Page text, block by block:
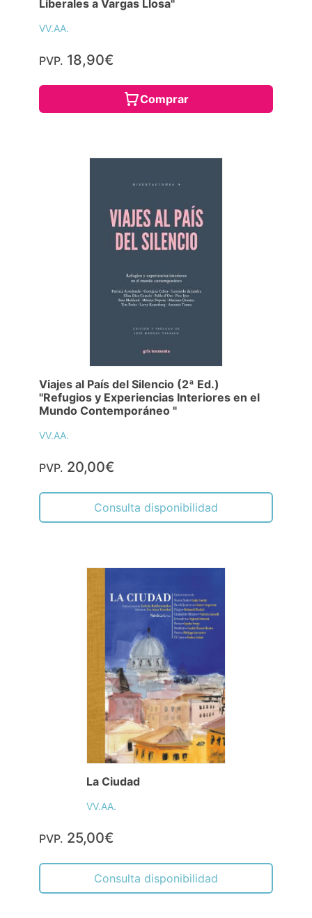
Liberales a Vargas Llosa"
VV.AA.
PVP. 18,90€
Comprar
Viajes al País del Silencio (2ª Ed.)
"Refugios y Experiencias Interiores en el
Mundo Contemporáneo "
VV.AA.
PVP. 20,00€
Consulta disponibilidad
La Ciudad
VV.AA.
PVP. 25,00€
Consulta disponibilidad